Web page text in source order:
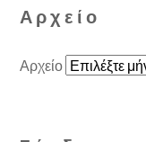
Αρχείο
Αρχείο